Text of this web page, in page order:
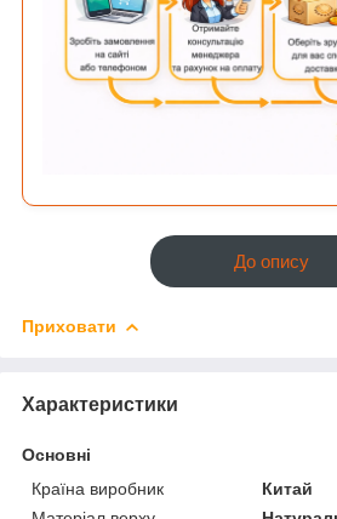
До опису
Приховати
Характеристики
Основні
Країна виробник
Китай